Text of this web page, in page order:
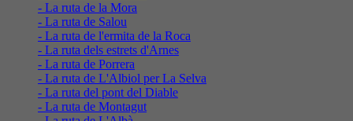
- La ruta de la Mora
- La ruta de Salou
- La ruta de l'ermita de la Roca
- La ruta dels estrets d'Arnes
- La ruta de Porrera
- La ruta de L'Albiol per La Selva
- La ruta del pont del Diable
- La ruta de Montagut